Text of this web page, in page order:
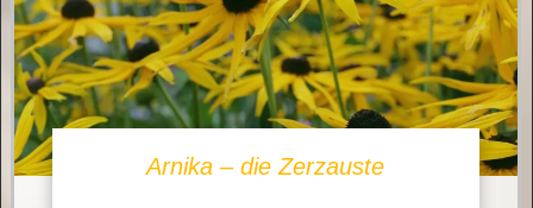
Arnika – die Zerzauste